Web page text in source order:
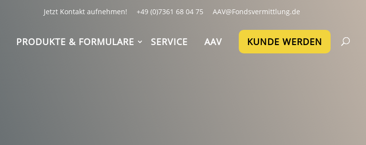
Jetzt Kontakt aufnehmen! +49 (0)7361 68 04 75 AAV@Fondsvermittlung.de
PRODUKTE & FORMULARE SERVICE AAV KUNDE WERDEN